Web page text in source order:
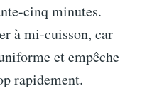
cinq minutes.
à mi-cuisson, car
et empêche
rapidement.